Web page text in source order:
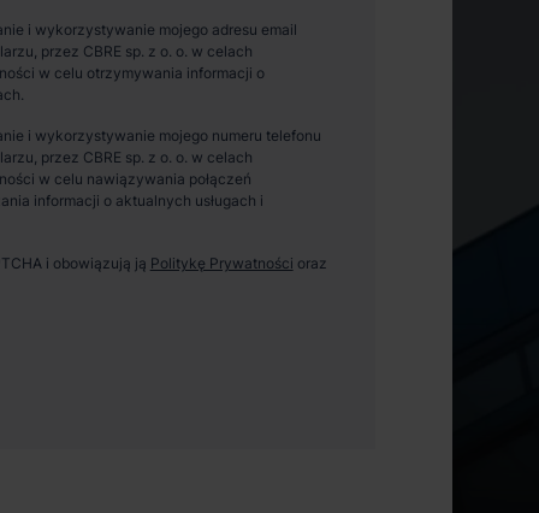
i wykorzystywanie mojego adresu email
przez CBRE sp. z o. o. w celach
w celu otrzymywania informacji o
i wykorzystywanie mojego numeru telefonu
przez CBRE sp. z o. o. w celach
w celu nawiązywania połączeń
informacji o aktualnych usługach i
i obowiązują ją Politykę Prywatności oraz